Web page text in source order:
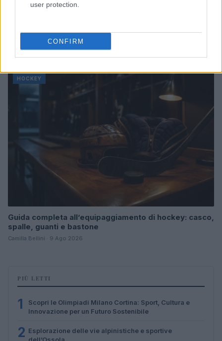
user protection.
CONFIRM
La vita di Giuseppe Mitta, guida alpina di Torre Santa
Alessandro Tassinari · 9 Ago 2026
HOCKEY
Guida completa all’equipaggiamento di hockey: casco,
spalle, guanti e bastone
Camilla Bellini · 9 Ago 2026
PIÙ LETTI
1
Scopri le Olimpiadi Milano Cortina: Sport, Cultura e
Innovazione per un Futuro Sostenibile
2 Esplorazione delle vie alpinistiche e sportive
dell’Ossola